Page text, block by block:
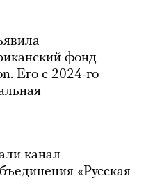
фонд
Его с 2024-го
канал
«Русская